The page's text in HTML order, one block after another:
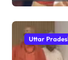
Uttar